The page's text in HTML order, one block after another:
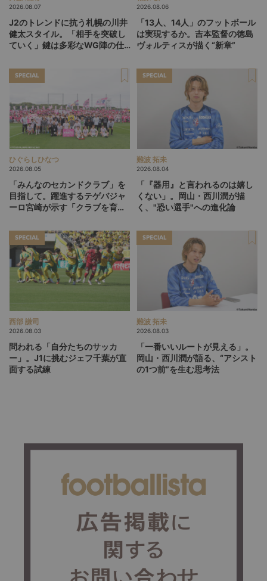
2026.08.07
J2のトレンドに抗う札幌の川井
健太スタイル。「相手を突破し
ていく」鍵は多彩なWG陣の仕
2026.08.06
「13人、14人」のフットボール
は実現するか。吉本監督の徳島
ヴォルティスが描く“新章”
SPECIAL
ひぐらしひなつ
2026.08.05
「みんなのセカンドクラブ」を
目指して。躍進するテゲバジャ
ーロ宮崎が示す「クラブを育て
SPECIAL
難波 拓未
2026.08.04
「『器用』と言われるのは嬉し
くない」。岡山・西川潤が描
く、"恐い選手"への進化論
SPECIAL
西部 謙司
2026.08.03
問われる「自分たちのサッカ
ー」。J1に挑むジェフ千葉が直
面する試練
SPECIAL
難波 拓未
2026.08.03
「一番いいルートが見える」。
岡山・西川潤が語る、“アシスト
の1つ前”を生む思考法